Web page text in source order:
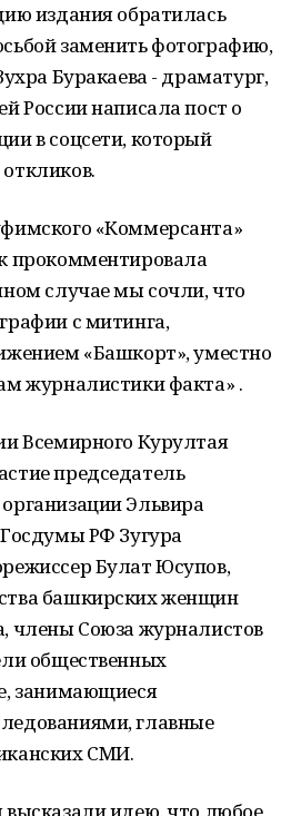
издания обратилась
заменить фотографию,
Буракаева - драматург,
России написала пост о
в соцсети, который
«Коммерсанта»
прокомментировала
случае мы сочли, что
с митинга,
«Башкорт», уместно
журналистики факта» .
Всемирного Курултая
председатель
Эльвира
РФ Зугура
Булат Юсупов,
башкирских женщин
члены Союза журналистов
общественных
занимающиеся
главные
СМИ.